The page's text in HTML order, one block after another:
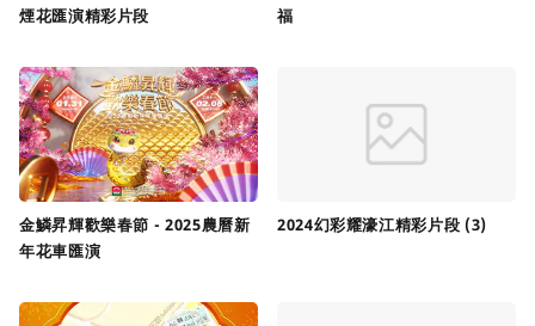
煙花匯演精彩片段
福
金鱗昇輝歡樂春節 - 2025農曆新
年花車匯演
2024幻彩耀濠江精彩片段 (3)